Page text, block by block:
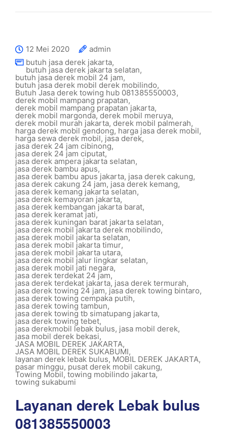
12 Mei 2020
admin
butuh jasa derek jakarta,
butuh jasa derek jakarta selatan,
butuh jasa derek mobil 24 jam,
butuh jasa derek mobil derek mobilindo,
Butuh Jasa derek towing hub 081385550003,
derek mobil mampang prapatan,
derek mobil mampang prapatan jakarta,
derek mobil margonda,derek mobil meruya,
derek mobil murah jakarta, derek mobil palmerah,
harga derek mobil gendong, harga jasa derek mobil,
harga sewa derek mobil, jasa derek,
jasa derek 24 jam cibinong,
jasa derek 24 jam ciputat,
jasa derek ampera jakarta selatan,
jasa derek bambu apus,
jasa derek bambu apus jakarta, jasa derek cakung,
jasa derek cakung 24 jam, jasa derek kemang,
jasa derek kemang jakarta selatan,
jasa derek kemayoran jakarta,
jasa derek kembangan jakarta barat,
jasa derek keramat jati,
jasa derek kuningan barat jakarta selatan,
jasa derek mobil jakarta derek mobilindo,
jasa derek mobil jakarta selatan,
jasa derek mobil jakarta timur,
jasa derek mobil jakarta utara,
jasa derek mobil jalur lingkar selatan,
jasa derek mobil jati negara,
jasa derek terdekat 24 jam,
jasa derek terdekat jakarta, jasa derek termurah,
jasa derek towing 24 jam, jasa derek towing bintaro,
jasa derek towing cempaka putih,
jasa derek towing tambun,
jasa derek towing tb simatupang jakarta,
jasa derek towing tebet,
jasa derekmobil lebak bulus, jasa mobil derek,
jasa mobil derek bekasi,
JASA MOBIL DEREK JAKARTA,
JASA MOBIL DEREK SUKABUMI,
layanan derek lebak bulus, MOBIL DEREK JAKARTA,
pasar minggu, pusat derek mobil cakung,
Towing Mobil, towing mobilindo jakarta,
towing sukabumi
Layanan derek Lebak bulus
081385550003